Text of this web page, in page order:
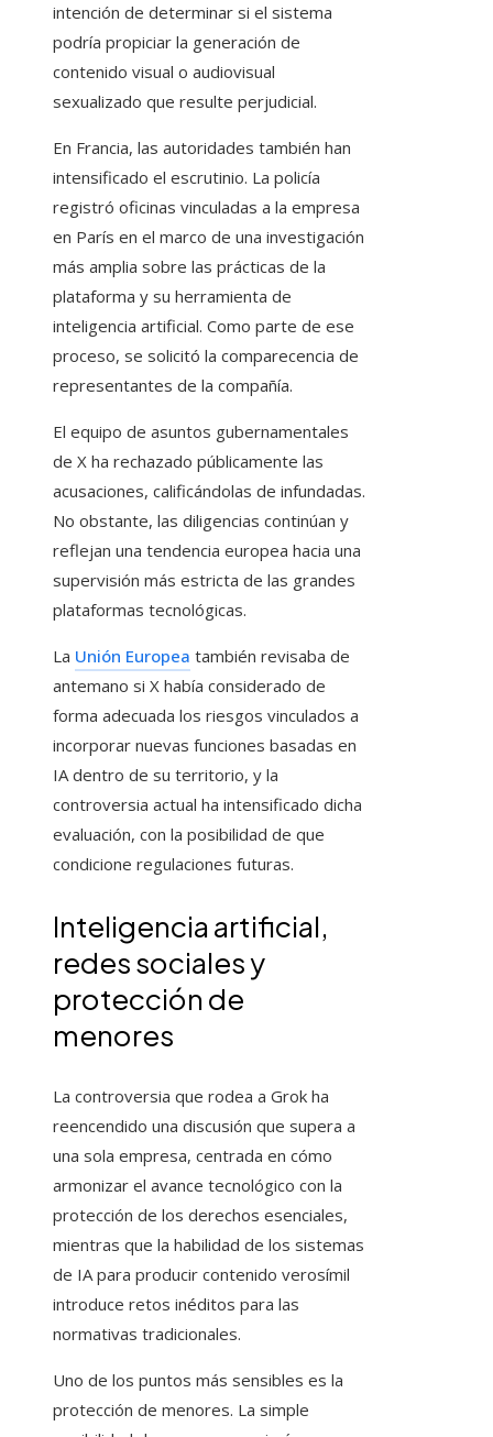
intención de determinar si el sistema
podría propiciar la generación de
contenido visual o audiovisual
sexualizado que resulte perjudicial.
En Francia, las autoridades también han
intensificado el escrutinio. La policía
registró oficinas vinculadas a la empresa
en París en el marco de una investigación
más amplia sobre las prácticas de la
plataforma y su herramienta de
inteligencia artificial. Como parte de ese
proceso, se solicitó la comparecencia de
representantes de la compañía.
El equipo de asuntos gubernamentales
de X ha rechazado públicamente las
acusaciones, calificándolas de infundadas.
No obstante, las diligencias continúan y
reflejan una tendencia europea hacia una
supervisión más estricta de las grandes
plataformas tecnológicas.
La Unión Europea también revisaba de
antemano si X había considerado de
forma adecuada los riesgos vinculados a
incorporar nuevas funciones basadas en
IA dentro de su territorio, y la
controversia actual ha intensificado dicha
evaluación, con la posibilidad de que
condicione regulaciones futuras.
Inteligencia artificial,
redes sociales y
protección de
menores
La controversia que rodea a Grok ha
reencendido una discusión que supera a
una sola empresa, centrada en cómo
armonizar el avance tecnológico con la
protección de los derechos esenciales,
mientras que la habilidad de los sistemas
de IA para producir contenido verosímil
introduce retos inéditos para las
normativas tradicionales.
Uno de los puntos más sensibles es la
protección de menores. La simple